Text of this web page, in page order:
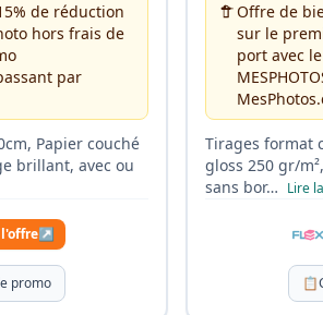
de réduction
hors frais de
par
Papier couché
brillant, avec ou
↗
promo
Offre de
sur le
port avec
Tirages format
gloss 250 gr/
sans bor… Lire
📋